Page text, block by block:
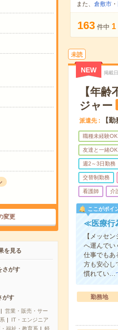
変更
を見る
さがす
がす
営業・販売・サー
IT・エンジニア
福祉・教育系
軽
また、 倉敷市・
163 件中 1
未読
NEW 掲載日
【年
ジャー
派遣先 【
職種未経験OK
友達と一緒OK
週2～3日勤務
交替制勤務
看護師 介
ここがポイ
≪医療行
【メッセ
へ運んでい
仕事でもあ
方も安心し
慣れてい…
勤務地